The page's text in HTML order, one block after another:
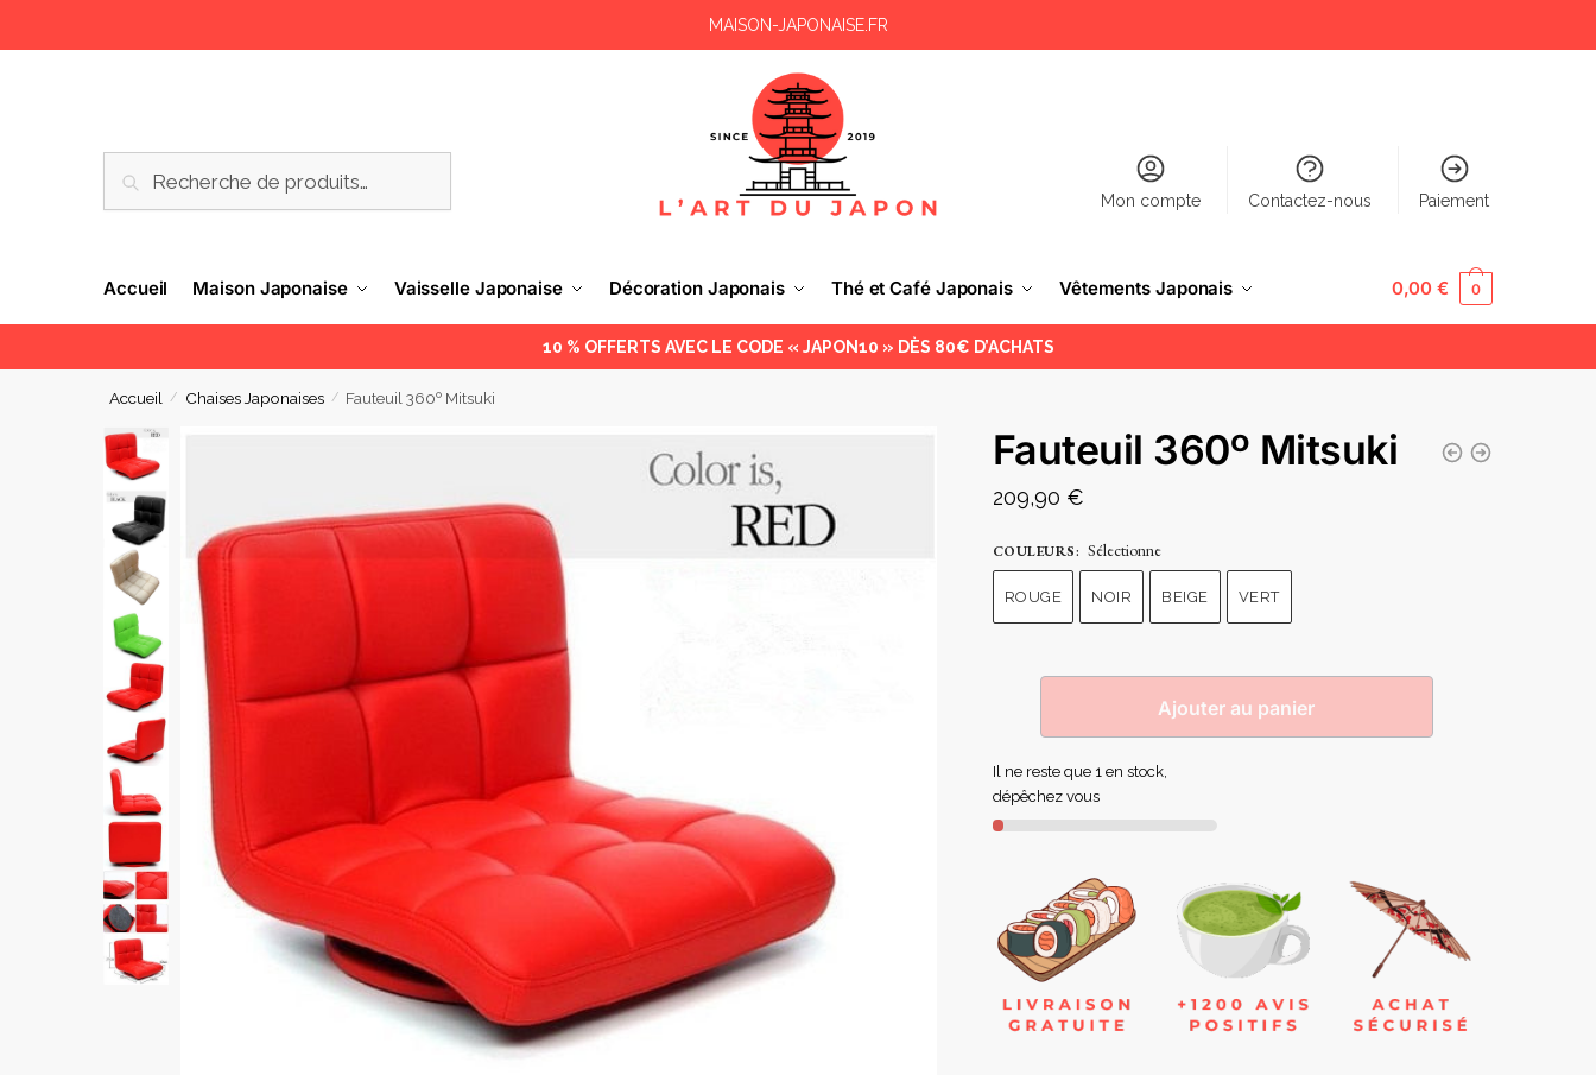
MAISON-JAPONAISE.FR
RECHERCHE
Mon compte Contactez-nous Paiement
Accueil Maison Japonaise Vaisselle Japonaise Décoration Japonais Thé et Café Japonais Vêtements Japonais 0,00€ 0
10 % OFFERTS AVEC LE CODE « JAPON10 » DÈS 80€ D’ACHATS
Accueil / Chaises Japonaises / Fauteuil 360º Mitsuki
Fauteuil 360º Mitsuki
209,90 €
COULEURS: Sélectionne
ROUGE NOIR BEIGE VERT
Ajouter au panier
Il ne reste que 1 en stock,
dépêchez vous